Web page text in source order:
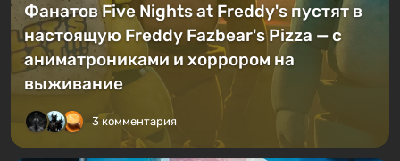
Фанатов Five Nights at Freddy's пустят в
настоящую Freddy Fazbear's Pizza — с
аниматрониками и хоррором на
выживание
3 комментария